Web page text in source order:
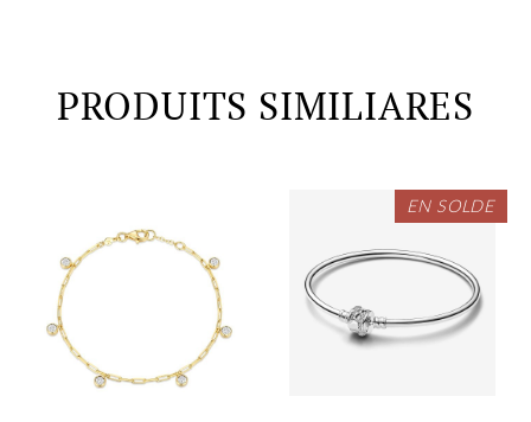
PRODUITS SIMILIARES
EN SOLDE